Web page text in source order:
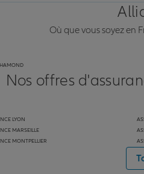
Où que vous soyez en
Nos offres
LYON
MARSEILLE
MONTPELLIER